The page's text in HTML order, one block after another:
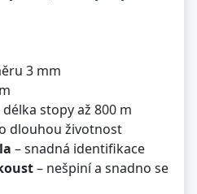
3 mm
délka stopy až 800 m
dlouhou životnost
– snadná identifikace
– nešpiní a snadno se